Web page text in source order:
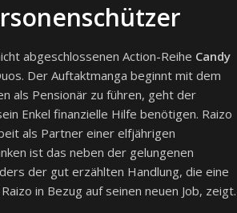
abgeschlossenen Action-Reihe Candy
Der Auftaktmanga beginnt mit dem
als Pensionär zu führen, geht der
Enkel finanzielle Hilfe benötigen. Raizo
als Partner einer elfjährigen
ist das neben der gelungenen
der gut erzählten Handlung, die eine
in Bezug auf seinen neuen Job, zeigt.